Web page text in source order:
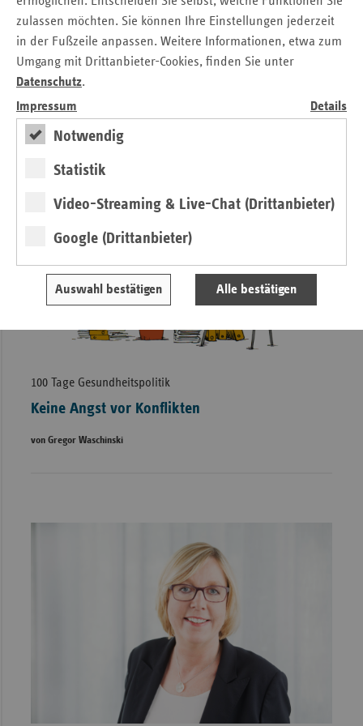
zulassen möchten. Sie können Ihre Einstellungen jederzeit
in der Fußzeile anpassen. Weitere Informationen, etwa zum
Umgang mit Drittanbieter-Cookies, finden Sie unter
Datenschutz.
Impressum
Details
Notwendig
Statistik
Video-Streaming & Live-Chat (Drittanbieter)
Google (Drittanbieter)
Auswahl bestätigen Alle bestätigen
Weißbuch wollen wir neuen Anstoß geben. Es geht dabei
auch um die Verinnerlichung einer anderer Kultur in den
Organisationen: einer Patientensicherheitskultur. Das ist
eine dauerhafte Aufgabe.
Weitere Artikel ausersatzkasse
magazin.7./8.2018
100 Tage Gesundheitspolitik
Keine Angst vor Konflikten
von Gregor Waschinski